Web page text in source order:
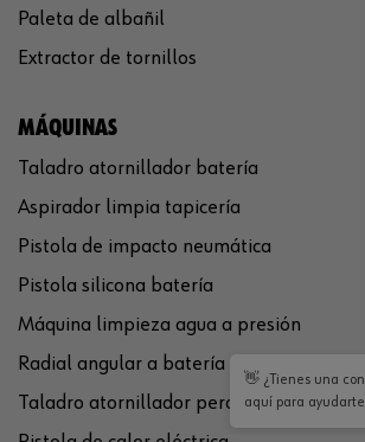
Paleta de albañil
Extractor de tornillos
MÁQUINAS
Taladro atornillador batería
Aspirador limpia tapicería
Pistola de impacto neumática
Pistola silicona batería
Máquina limpieza agua a presión
Radial angular a batería
Taladro atornillador percutor a batería
👋 ¿Tienes una
aquí para